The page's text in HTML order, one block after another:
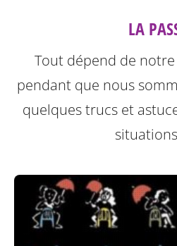
LA
Tout dépend de notre
pendant que nous
quelques trucs et